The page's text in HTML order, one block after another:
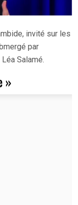
invité sur les
par
Salamé.
»